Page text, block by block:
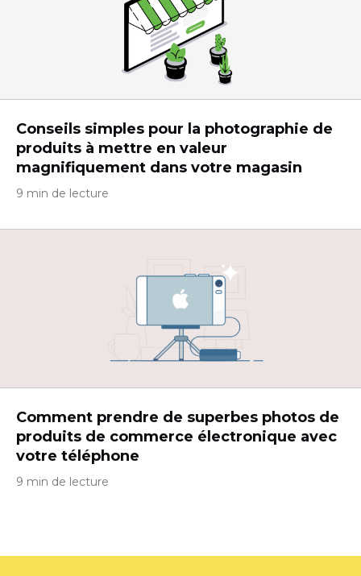
Conseils simples pour la photographie de
produits à mettre en valeur
magnifiquement dans votre magasin
9 min de lecture
Comment prendre de superbes photos de
produits de commerce électronique avec
votre téléphone
9 min de lecture